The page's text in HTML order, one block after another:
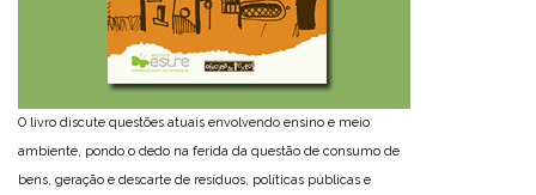
O livro discute questões atuais envolvendo ensino e meio
ambiente, pondo o dedo na ferida da questão de consumo de
bens, geração e descarte de resíduos, políticas públicas e